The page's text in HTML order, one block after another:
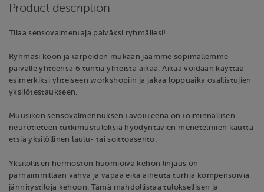
Product description
Tilaa sensovalmentaja päiväksi ryhmällesi!
Ryhmäsi koon ja tarpeiden mukaan jaamme sopimallemme
päivälle yhteensä 6 tuntia yhteistä aikaa. Aikaa voidaan käyttää
esimerkiksi yhteiseen workshopiin ja jakaa loppuaika osallistujien
yksilötestaukseen.
Muusikon sensovalmennuksen tavoitteena on toiminnallisen
neurotieteen tutkimustuloksia hyödyntävien menetelmien kautta
etsiä yksilöllinen laulu- tai soittoasento.
Yksilöllisen hermoston huomioiva kehon linjaus on
parhaimmillaan vahva ja vapaa eikä aiheuta turhia kompensoivia
jännitystiloja kehoon. Tämä mahdollistaa tuloksellisen ja